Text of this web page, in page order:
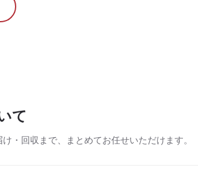
て
・回収まで、まとめてお任せいただけます。